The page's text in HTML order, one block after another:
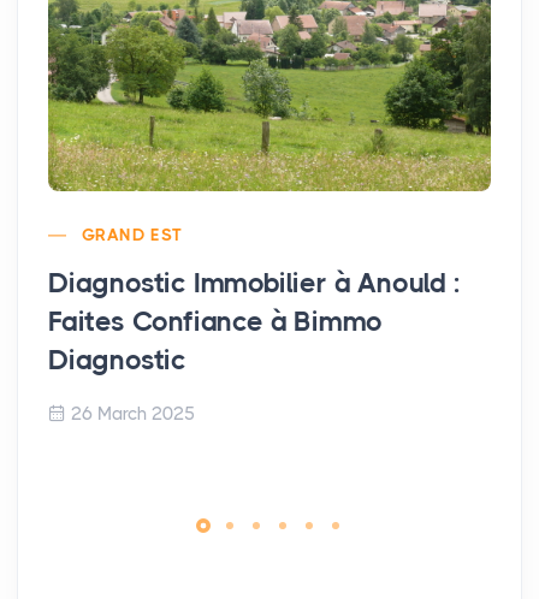
GRAND EST
Diagnostic Immobilier à Anould :
Faites Confiance à Bimmo
Diagnostic
26 March 2025